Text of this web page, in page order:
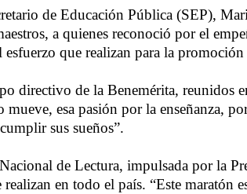
de Educación Pública (SEP),
a quienes reconoció por el
que realizan para la promoción
directivo de la Benemérita, reunidos
esa pasión por la enseñanza,
sus sueños”.
de Lectura, impulsada por la
en todo el país. “Este maratón